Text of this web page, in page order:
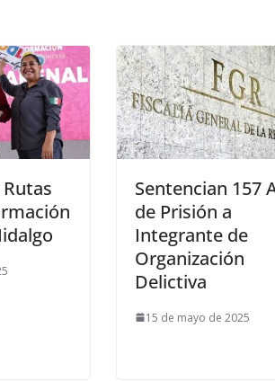
Sentencian 157
de Prisión a
Integrante de
Organización
Delictiva
15 de mayo de 2025